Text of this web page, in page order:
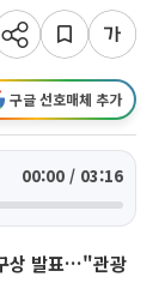
구글 선호매체 추가
00:00 / 03:16
상 발표…"관광